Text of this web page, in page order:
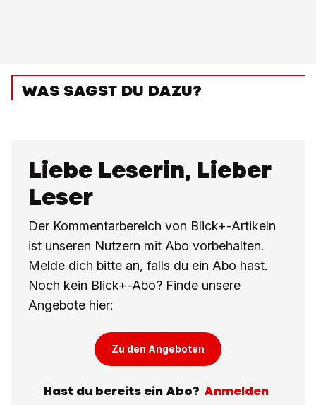
WAS SAGST DU DAZU?
Liebe Leserin, Lieber
Leser
Der Kommentarbereich von Blick+-Artikeln
ist unseren Nutzern mit Abo vorbehalten.
Melde dich bitte an, falls du ein Abo hast.
Noch kein Blick+-Abo? Finde unsere
Angebote hier:
Zu den Angeboten
Hast du bereits ein Abo? Anmelden